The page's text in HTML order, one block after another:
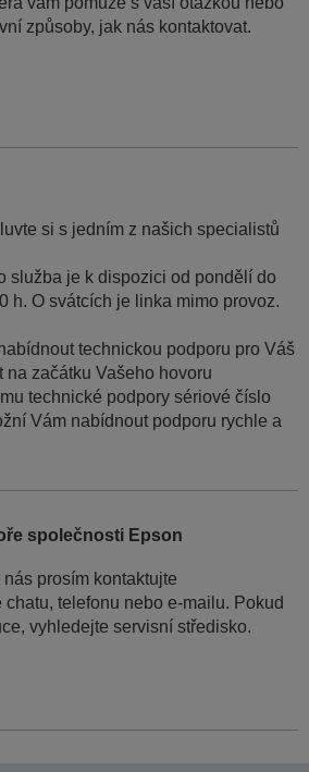
způsoby, jak nás kontaktovat.
si s jedním z našich specialistů
služba je k dispozici od pondělí do
h. O svátcích je linka mimo provoz.
technickou podporu pro Váš
na začátku Vašeho hovoru
technické podpory sériové číslo
Vám nabídnout podporu rychle a
společnosti Epson
prosím kontaktujte
telefonu nebo e-mailu. Pokud
vyhledejte servisní středisko.